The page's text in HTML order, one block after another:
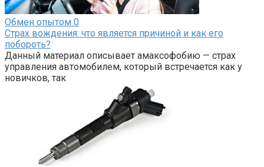
Обмен опытом 0
Страх вождения: что является причиной и как его
побороть?
Данный материал описывает амаксофобию — страх
управления автомобилем, который встречается как у
новичков, так